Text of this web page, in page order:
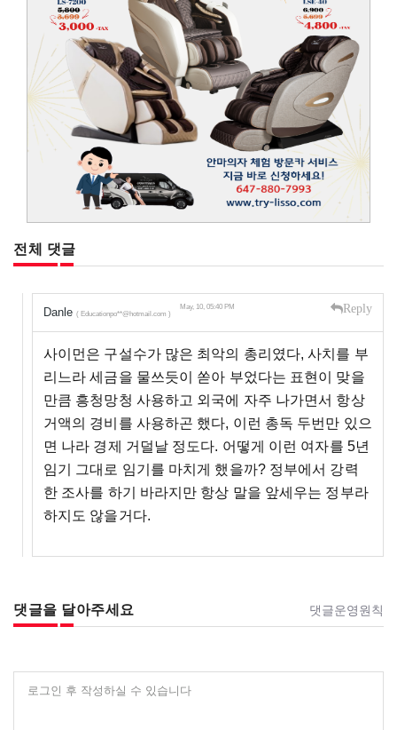
전체 댓글
Danle ( Educationpo**@hotmail.com )
May, 10, 05:40 PM Reply
사이먼은 구설수가 많은 최악의 총리였다, 사치를 부
리느라 세금을 물쓰듯이 쏟아 부었다는 표현이 맞을
만큼 흥청망청 사용하고 외국에 자주 나가면서 항상
거액의 경비를 사용하곤 했다, 이런 총독 두번만 있으
면 나라 경제 거덜날 정도다. 어떻게 이런 여자를 5년
임기 그대로 임기를 마치게 했을까? 정부에서 강력
한 조사를 하기 바라지만 항상 말을 앞세우는 정부라
하지도 않을거다.
댓글을 달아주세요 댓글운영원칙
로그인 후 작성하실 수 있습니다